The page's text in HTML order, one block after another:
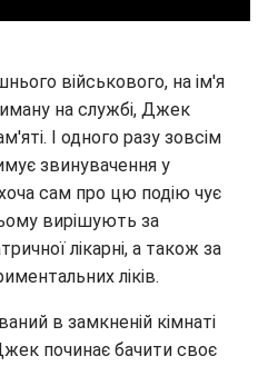
військового, на ім'я
на службі, Джек
І одного разу зовсім
звинувачення у
сам про цю подію чує
вирішують за
лікарні, а також за
ліків.
в замкненій кімнаті
починає бачити своє